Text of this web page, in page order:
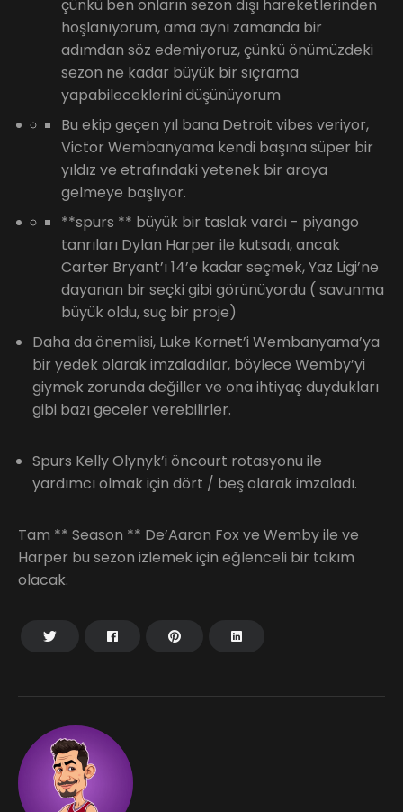
çünkü ben onların sezon dışı hareketlerinden
hoşlanıyorum, ama aynı zamanda bir
adımdan söz edemiyoruz, çünkü önümüzdeki
sezon ne kadar büyük bir sıçrama
yapabileceklerini düşünüyorum
Bu ekip geçen yıl bana Detroit vibes veriyor,
Victor Wembanyama kendi başına süper bir
yıldız ve etrafındaki yetenek bir araya
gelmeye başlıyor.
**spurs ** büyük bir taslak vardı - piyango
tanrıları Dylan Harper ile kutsadı, ancak
Carter Bryant’ı 14’e kadar seçmek, Yaz Ligi’ne
dayanan bir seçki gibi görünüyordu ( savunma
büyük oldu, suç bir proje)
Daha da önemlisi, Luke Kornet’i Wembanyama’ya
bir yedek olarak imzaladılar, böylece Wemby’yi
giymek zorunda değiller ve ona ihtiyaç duydukları
gibi bazı geceler verebilirler.
Spurs Kelly Olynyk’i öncourt rotasyonu ile
yardımcı olmak için dört / beş olarak imzaladı.
Tam ** Season ** De’Aaron Fox ve Wemby ile ve
Harper bu sezon izlemek için eğlenceli bir takım
olacak.